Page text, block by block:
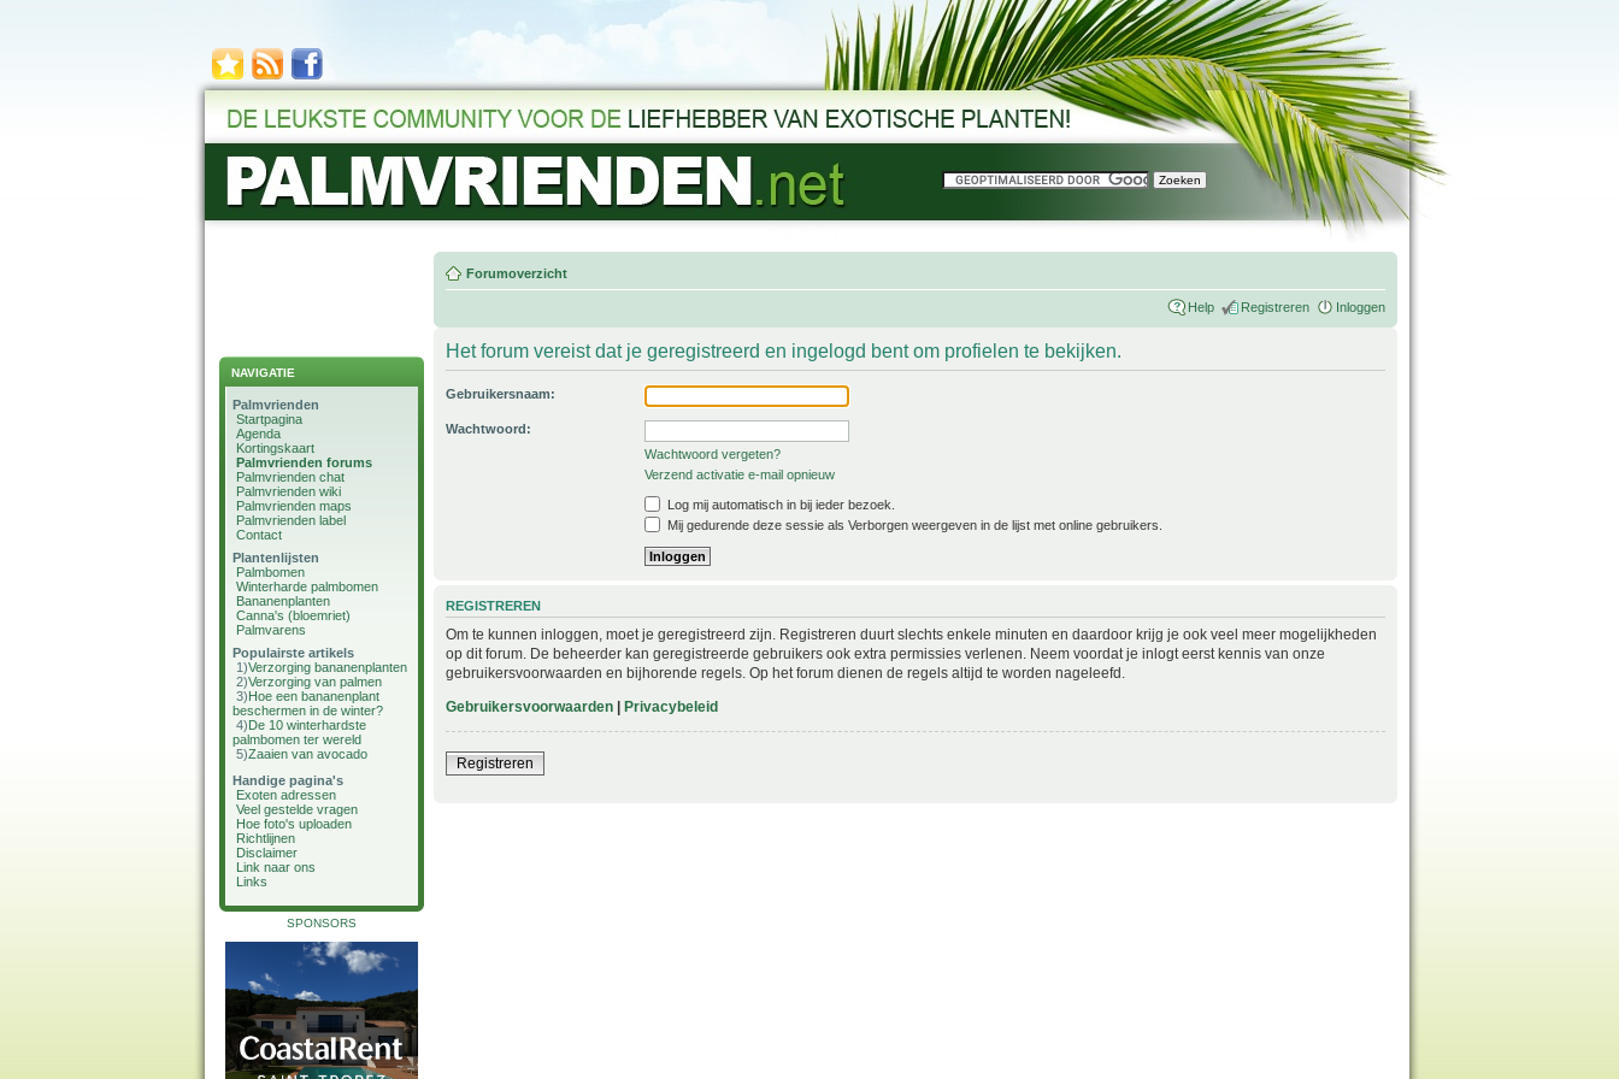
NAVIGATIE
Palmvrienden
Startpagina
Agenda
Kortingskaart
Palmvrienden forums
Palmvrienden chat
Palmvrienden wiki
Palmvrienden maps
Palmvrienden label
Contact
Plantenlijsten
Palmbomen
Winterharde palmbomen
Bananenplanten
Canna's (bloemriet)
Palmvarens
Populairste artikels
1)Verzorging bananenplanten
2)Verzorging van palmen
3)Hoe een bananenplant
beschermen in de winter?
4)De 10 winterhardste
palmbomen ter wereld
5)Zaaien van avocado
Handige pagina's
Exoten adressen
Veel gestelde vragen
Hoe foto's uploaden
Richtlijnen
Disclaimer
Link naar ons
Links
SPONSORS
Forumoverzicht
Help Registreren Inloggen
Het forum vereist dat je geregistreerd en ingelogd bent om profielen te bekijken.
Gebruikersnaam:
Wachtwoord:
Wachtwoord vergeten?
Verzend activatie e-mail opnieuw
Log mij automatisch in bij ieder bezoek.
Mij gedurende deze sessie als Verborgen weergeven in de lijst met online gebruikers.
REGISTREREN
Om te kunnen inloggen, moet je geregistreerd zijn. Registreren duurt slechts enkele minuten en daardoor krijg je ook veel meer mogelijkheden
op dit forum. De beheerder kan geregistreerde gebruikers ook extra permissies verlenen. Neem voordat je inlogt eerst kennis van onze
gebruikersvoorwaarden en bijhorende regels. Op het forum dienen de regels altijd te worden nageleefd.
Gebruikersvoorwaarden | Privacybeleid
Registreren